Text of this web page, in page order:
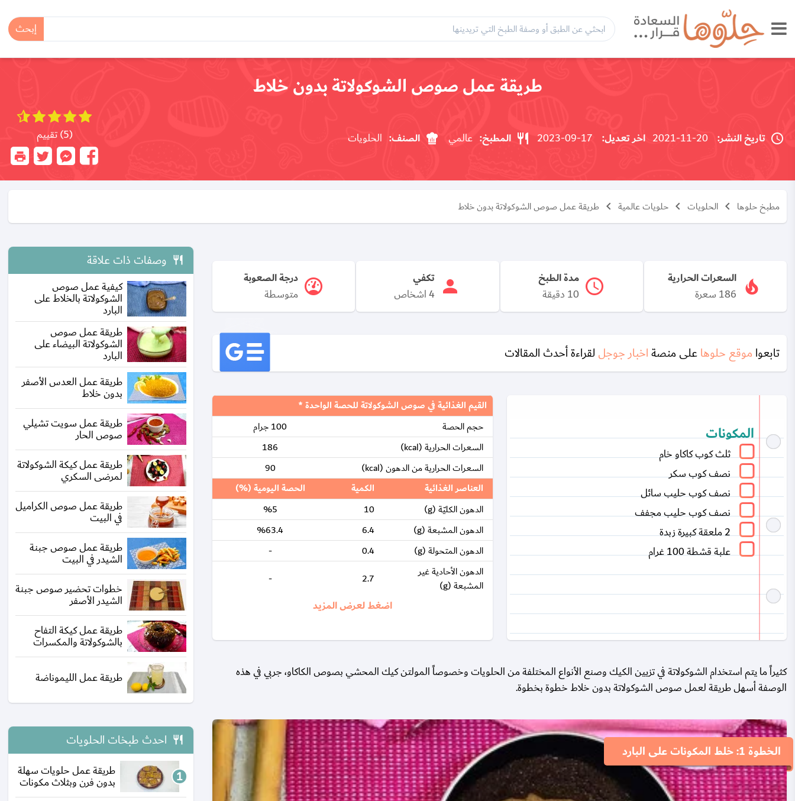
إبحث
طريقة عمل صوص الشوكولاتة بدون خلاط
تاريخ النشر: 20-11-2021 اخر تعديل: 17-09-2023 المطبخ: عالمي الصنف: الحلويات (5) تقييم
مطبخ حلوها الحلويات حلويات عالمية طريقة عمل صوص الشوكولاتة بدون خلاط
السعرات الحرارية
186 سعرة
مدة الطبخ
10 دقيقة
تكفي
4 اشخاص
درجة الصعوبة
متوسطة
تابعوا موقع حلوهاعلى منصةاخبار جوجل لقراءة أحدث المقالات
المكونات
ثلث كوب كاكاو خام
نصف كوب سكر
نصف كوب حليب سائل
نصف كوب حليب مجفف
2 ملعقة كبيرة زبدة
علبة قشطة 100 غرام
القيم الغذائية في صوص الشوكولاتة للحصة الواحدة *
حجم الحصة
100 جرام
السعرات الحرارية (kcal)
186
السعرات الحرارية من الدهون (kcal)
90
العناصر الغذائية الكمية الحصة اليومية (%)
الدهون الكليّة (g) 10
%5
الدهون المشبعة (g)
6.4
%63.4
الدهون المتحولة (g)
0.4
-
الدهون الأحادية غير
المشبعة (g)
2.7
-
اضغط لعرض المزيد
كثيراً ما يتم استخدام الشوكولاتة في تزيين الكيك وصنع الأنواع المختلفة من الحلويات وخصوصاً المولتن كيك المحشي بصوص الكاكاو، جربي في هذه
الوصفة أسهل طريقة لعمل صوص الشوكولاتة بدون خلاط خطوة بخطوة.
الخطوة 1: خلط المكونات على البارد
وصفات ذات علاقة
كيفية عمل صوص
الشوكولاتة بالخلاط على
البارد
طريقة عمل صوص
الشوكولاتة البيضاء على
البارد
طريقة عمل العدس الأصفر
بدون خلاط
طريقة عمل سويت تشيلي
صوص الحار
طريقة عمل كيكة الشوكولاتة
لمرضى السكري
طريقة عمل صوص الكراميل
في البيت
طريقة عمل صوص جبنة
الشيدر في البيت
خطوات تحضير صوص جبنة
الشيدر الأصفر
طريقة عمل كيكة التفاح
بالشوكولاتة والمكسرات
طريقة عمل الليموناضة
احدث طبخات الحلويات
طريقة عمل حلويات سهلة
بدون فرن وبثلاث مكونات